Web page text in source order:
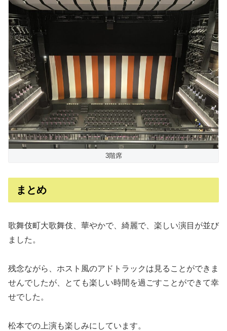
3階席
まとめ
歌舞伎町大歌舞伎、華やかで、綺麗で、楽しい演目が並び
ました。
残念ながら、ホスト風のアドトラックは見ることができま
せんでしたが、とても楽しい時間を過ごすことができて幸
せでした。
松本での上演も楽しみにしています。